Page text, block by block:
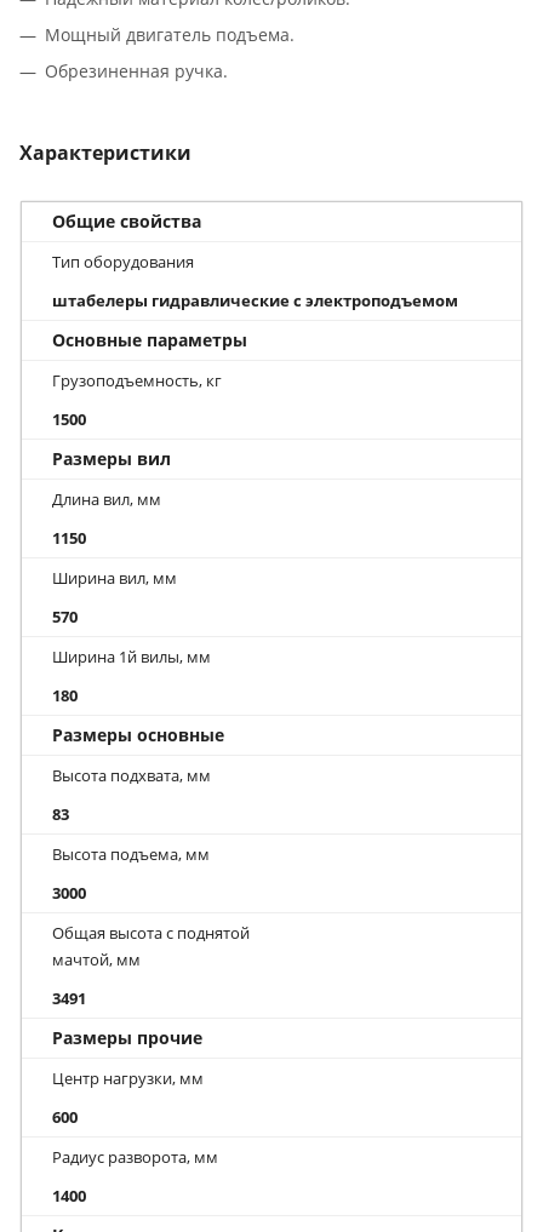
Мощный двигатель подъема.
Обрезиненная ручка.
Характеристики
Общие свойства
Тип оборудования
штабелеры гидравлические с электроподъемом
Основные параметры
Грузоподъемность, кг
1500
Размеры вил
Длина вил, мм
1150
Ширина вил, мм
570
Ширина 1й вилы, мм
180
Размеры основные
Высота подхвата, мм
83
Высота подъема, мм
3000
Общая высота с поднятой
мачтой, мм
3491
Размеры прочие
Центр нагрузки, мм
600
Радиус разворота, мм
1400